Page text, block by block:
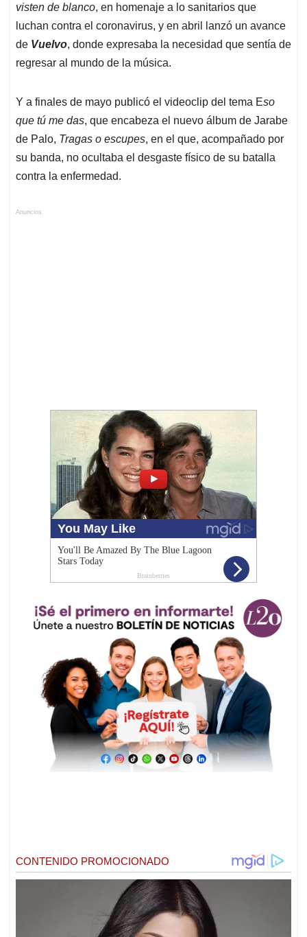
visten de blanco, en homenaje a lo sanitarios que
luchan contra el coronavirus, y en abril lanzó un avance
de Vuelvo, donde expresaba la necesidad que sentía de
regresar al mundo de la música.
Y a finales de mayo publicó el videoclip del tema Eso
que tú me das, que encabeza el nuevo álbum de Jarabe
de Palo, Tragas o escupes, en el que, acompañado por
su banda, no ocultaba el desgaste físico de su batalla
contra la enfermedad.
Anuncios.